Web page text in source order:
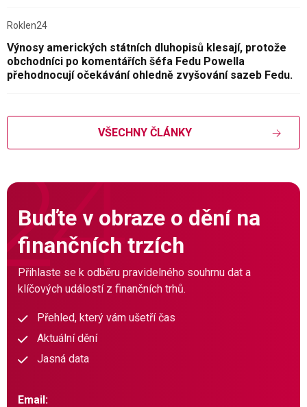
Roklen24
Výnosy amerických státních dluhopisů klesají, protože
obchodníci po komentářích šéfa Fedu Powella
přehodnocují očekávání ohledně zvyšování sazeb Fedu.
VŠECHNY ČLÁNKY
Buďte v obraze o dění na
finančních trzích
Přihlaste se k odběru pravidelného souhrnu dat a
klíčových událostí z finančních trhů.
Přehled, který vám ušetří čas
Aktuální dění
Jasná data
Email: